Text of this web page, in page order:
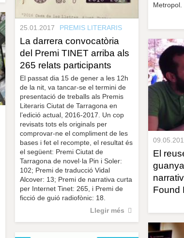
Metropol.
25.01.2017
PREMIS LITERARIS
La darrera convocatòria
del Premi TINET arriba als
265 relats participants
El passat dia 15 de gener a les 12h
de la nit, va tancar-se el termini de
presentació de treballs als Premis
Literaris Ciutat de Tarragona en
l’edició actual, 2016-2017. Un cop
revisats tots els originals per
comprovar-ne el compliment de les
bases i fet el recompte, el resultat és
el següent: Premi Ciutat de
Tarragona de novel·la Pin i Soler:
102; Premi de traducció Vidal
Alcover: 13; Premi de narrativa curta
per Internet Tinet: 265, i Premi de
ficció de guió radiofònic: 18.
Llegir més
El
Found